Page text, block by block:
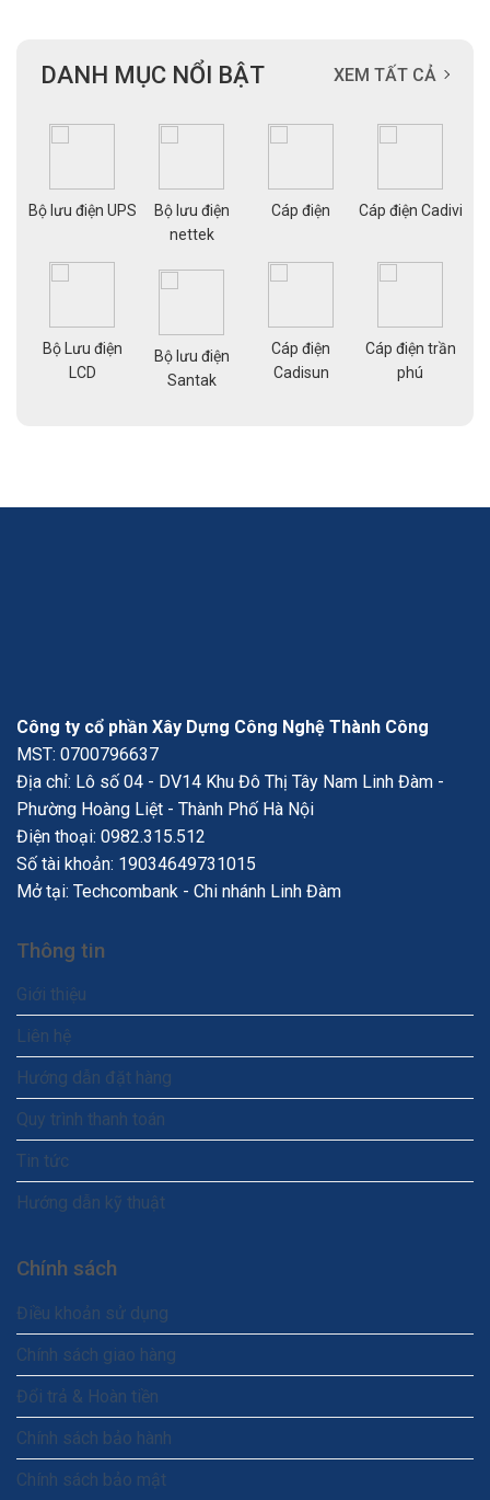
DANH MỤC NỔI BẬT XEM TẤT CẢ
Bộ lưu điện UPS
Bộ Lưu điện
LCD
Bộ lưu điện
nettek
Bộ lưu điện
Santak
Cáp điện
Cáp điện
Cadisun
Cáp điện Cadivi
Cáp điện trần
phú
Công ty cổ phần Xây Dựng Công Nghệ Thành Công
MST: 0700796637
Địa chỉ: Lô số 04 - DV14 Khu Đô Thị Tây Nam Linh Đàm -
Phường Hoàng Liệt - Thành Phố Hà Nội
Điện thoại: 0982.315.512
Số tài khoản: 19034649731015
Mở tại: Techcombank - Chi nhánh Linh Đàm
Thông tin
Giới thiệu
Liên hệ
Hướng dẫn đặt hàng
Quy trình thanh toán
Tin tức
Hướng dẫn kỹ thuật
Chính sách
Điều khoản sử dụng
Chính sách giao hàng
Đổi trả & Hoàn tiền
Chính sách bảo hành
Chính sách bảo mật